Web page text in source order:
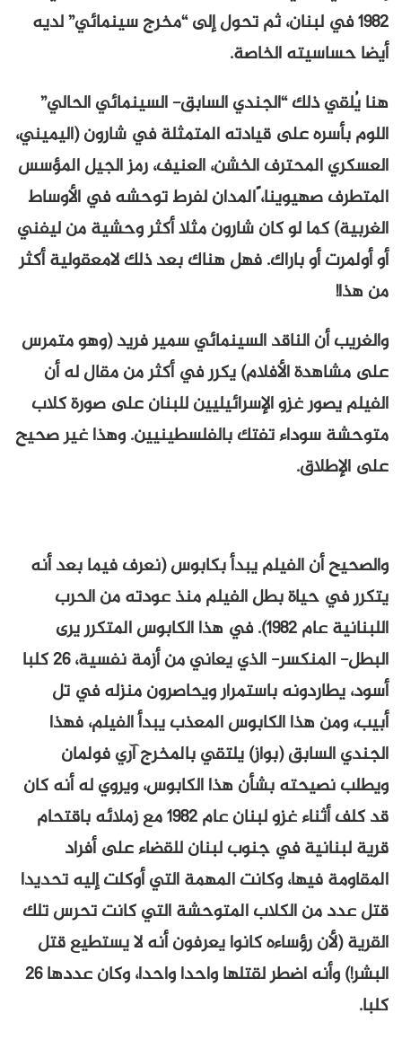
1982 في لبنان، ثم تحول إلى “مخرج سينمائي” لديه
أيضا حساسيته الخاصة.
هنا يُلقي ذلك “الجندي السابق- السينمائي الحالي”
اللوم بأسره على قيادته المتمثلة في شارون (اليميني،
العسكري المحترف الخشن، العنيف، رمز الجيل المؤسس
المتطرف صهيوينا، ًالمدان لفرط توحشه في الأوساط
الغربية) كما لو كان شارون مثلا أكثر وحشية من ليفني
أو أولمرت أو باراك. فهل هناك بعد ذلك لامعقولية أكثر
من هذا!
والغريب أن الناقد السينمائي سمير فريد (وهو متمرس
على مشاهدة الأفلام) يكرر في أكثر من مقال له أن
الفيلم يصور غزو الإسرائيليين للبنان على صورة كلاب
متوحشة سوداء تفتك بالفلسطينيين. وهذا غير صحيح
على الإطلاق.
والصحيح أن الفيلم يبدأ بكابوس (نعرف فيما بعد أنه
يتكرر في حياة بطل الفيلم منذ عودته من الحرب
اللبنانية عام 1982). في هذا الكابوس المتكرر يرى
البطل- المنكسر- الذي يعاني من أزمة نفسية، 26 كلبا
أسود، يطاردونه باستمرار ويحاصرون منزله في تل
أبيب، ومن هذا الكابوس المعذب يبدأ الفيلم، فهذا
الجندي السابق (بواز) يلتقي بالمخرج آري فولمان
ويطلب نصيحته بشأن هذا الكابوس، ويروي له أنه كان
قد كلف أثناء غزو لبنان عام 1982 مع زملائه باقتحام
قرية لبنانية في جنوب لبنان للقضاء على أفراد
المقاومة فيها، وكانت المهمة التي أوكلت إليه تحديدا
قتل عدد من الكلاب المتوحشة التي كانت تحرس تلك
القرية (لأن رؤساءه كانوا يعرفون أنه لا يستطيع قتل
البشر!) وأنه اضطر لقتلها واحدا واحدا، وكان عددها 26
كلبا.